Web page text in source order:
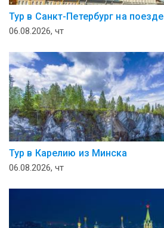
Тур в Санкт-Петербург на поезде
06.08.2026, чт
Тур в Карелию из Минска
06.08.2026, чт